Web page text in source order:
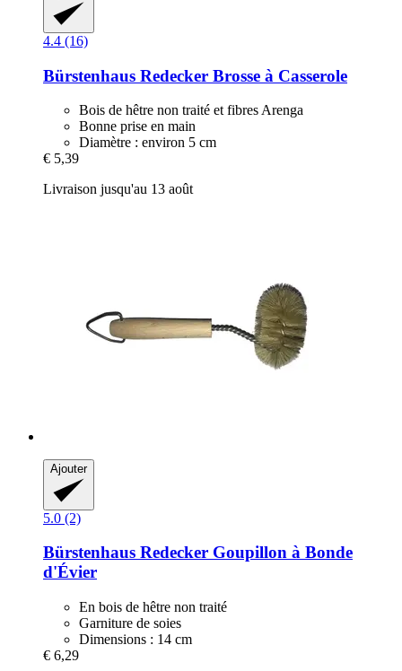
4.4 (16)
Bürstenhaus Redecker Brosse à Casserole
Bois de hêtre non traité et fibres Arenga
Bonne prise en main
Diamètre : environ 5 cm
€ 5,39
Livraison jusqu'au 13 août
Ajouter
5.0 (2)
Bürstenhaus Redecker Goupillon à Bonde
d'Évier
En bois de hêtre non traité
Garniture de soies
Dimensions : 14 cm
€ 6,29